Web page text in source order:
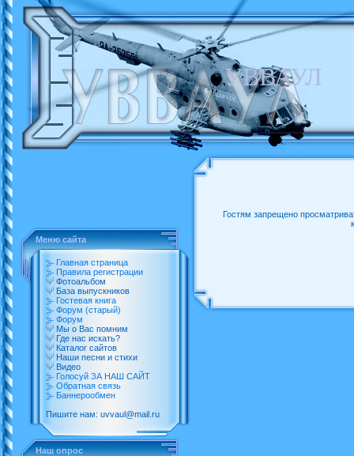
УВВАУЛ
Меню сайта
Главная страница
Правила регистрации
Фотоальбом
База выпускников
Гостевая книга
Форум (старый)
Форум
Мы о Вас помним
Где нас искать?
Каталог сайтов
Наши песни и стихи
Видео
Голосуй ЗА НАШ САЙТ
Обратная связь
Баннерообмен
Пишите нам: uvvaul@mail.ru
Наш опрос
Гостям запрещено